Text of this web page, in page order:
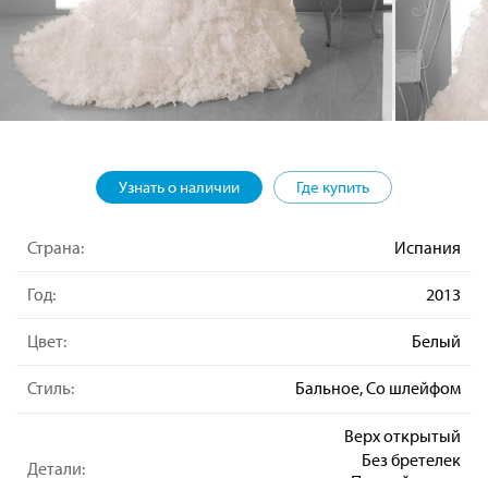
Узнать о наличии Где купить
Страна: Испания
Год: 2013
Цвет: Белый
Стиль: Бальное, Со шлейфом
Детали:
Верх открытый
Без бретелек